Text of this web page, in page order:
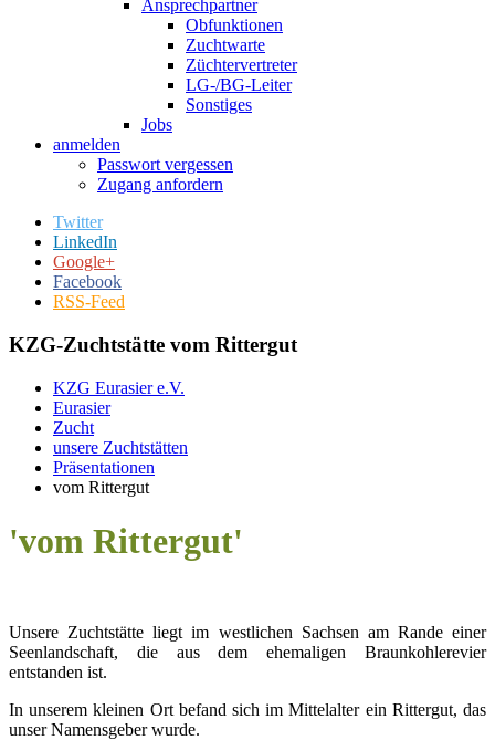
Ansprechpartner
Obfunktionen
Zuchtwarte
Züchtervertreter
LG-/BG-Leiter
Sonstiges
Jobs
anmelden
Passwort vergessen
Zugang anfordern
Twitter
LinkedIn
Google+
Facebook
RSS-Feed
KZG-Zuchtstätte vom Rittergut
KZG Eurasier e.V.
Eurasier
Zucht
unsere Zuchtstätten
Präsentationen
vom Rittergut
'vom Rittergut'
Unsere Zuchtstätte liegt im westlichen Sachsen am Rande einer
Seenlandschaft, die aus dem ehemaligen Braunkohlerevier
entstanden ist.
In unserem kleinen Ort befand sich im Mittelalter ein Rittergut, das
unser Namensgeber wurde.